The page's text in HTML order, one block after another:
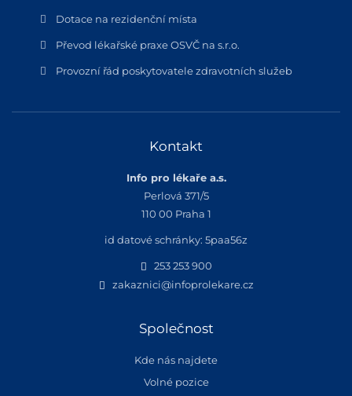
Dotace na rezidenční místa
Převod lékařské praxe OSVČ na s.r.o.
Provozní řád poskytovatele zdravotních služeb
Kontakt
Info pro lékaře a.s.
Perlová 371/5
110 00 Praha 1
id datové schránky: 5paa56z
253 253 900
zakaznici@infoprolekare.cz
Společnost
Kde nás najdete
Volné pozice